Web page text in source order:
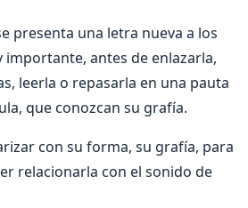
presenta una letra nueva a los
importante, antes de enlazarla,
leerla o repasarla en una pauta
que conozcan su grafía.
con su forma, su grafía, para
relacionarla con el sonido de